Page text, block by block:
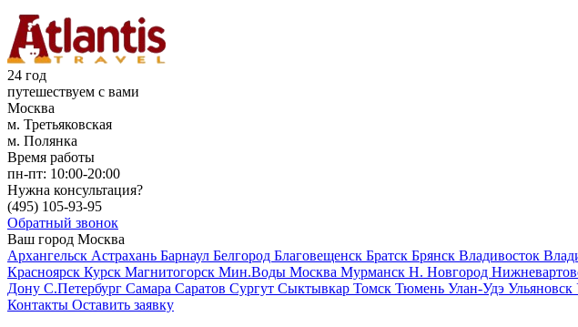
24 год
путешествуем с вами
Москва
м. Третьяковская
м. Полянка
Время работы
пн-пт: 10:00-20:00
Нужна консультация?
(495) 105-93-95
Обратный звонок
Ваш город Москва
Архангельск Астрахань Барнаул Белгород Благовещенск Братск Брянск Владивосток
Красноярск Курск Магнитогорск Мин.Воды Москва Мурманск Н. Новгород
Дону С.Петербург Самара Саратов Сургут Сыктывкар Томск Тюмень Улан-Удэ Ульяновск
Контакты Оставить заявку